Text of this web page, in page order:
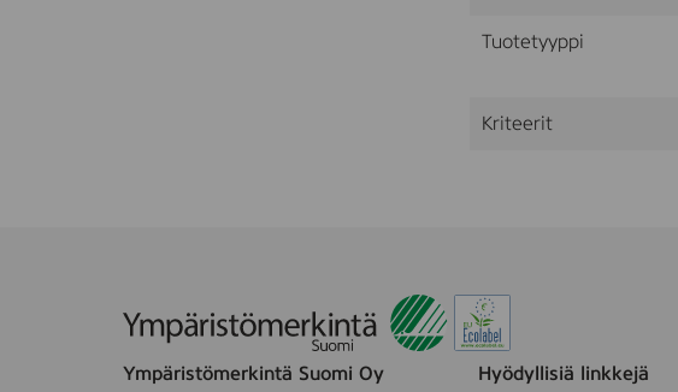
Tuotetyyppi
Kriteerit
Ympäristömerkintä Suomi Oy
Hyödyllisiä linkkejä